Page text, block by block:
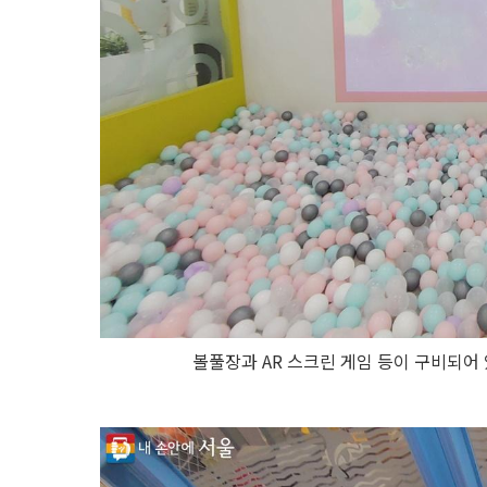
볼풀장과 AR 스크린 게임 등이 구비되